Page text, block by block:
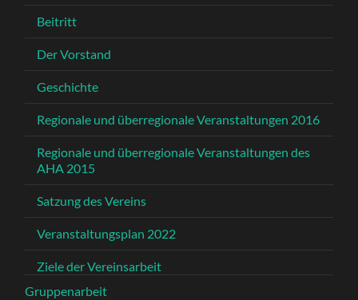
Beitritt
Der Vorstand
Geschichte
Regionale und überregionale Veranstaltungen 2016
Regionale und überregionale Veranstaltungen des
AHA 2015
Satzung des Vereins
Veranstaltungsplan 2022
Ziele der Vereinsarbeit
Gruppenarbeit